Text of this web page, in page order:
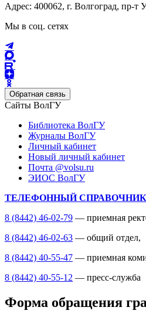
Адрес: 400062, г. Волгоград, пр-т
Мы в соц. сетях
Обратная связь
Сайты ВолГУ
Библиотека ВолГУ
Журналы ВолГУ
Личный кабинет
Новый личный кабинет
Почта @volsu.ru
ЭИОС ВолГУ
ТЕЛЕФОННЫЙ СПРАВОЧНИК
8 (8442) 46-02-79 — приемная
8 (8442) 46-02-63 — общий отдел,
8 (8442) 40-55-47 — приемная
8 (8442) 40-55-12 — пресс-служба
Форма обращения